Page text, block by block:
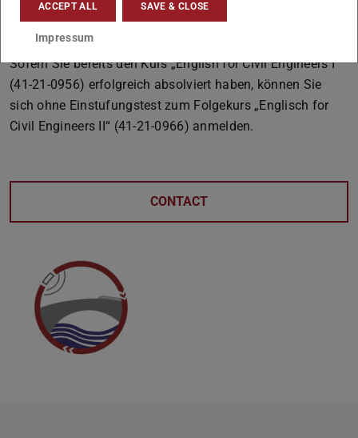
Wahlbereich > Englische Sprachmodule“.
Sofern Sie bereits den Kurs „English for Civil Engineers I“
(41-21-0956) erfolgreich absolviert haben, können Sie
sich ohne Einstufungstest zum Folgekurs „Englisch for
Civil Engineers II“ (41-21-0966) anmelden.
CONTACT
ACCEPT ALL SAVE & CLOSE
Impressum